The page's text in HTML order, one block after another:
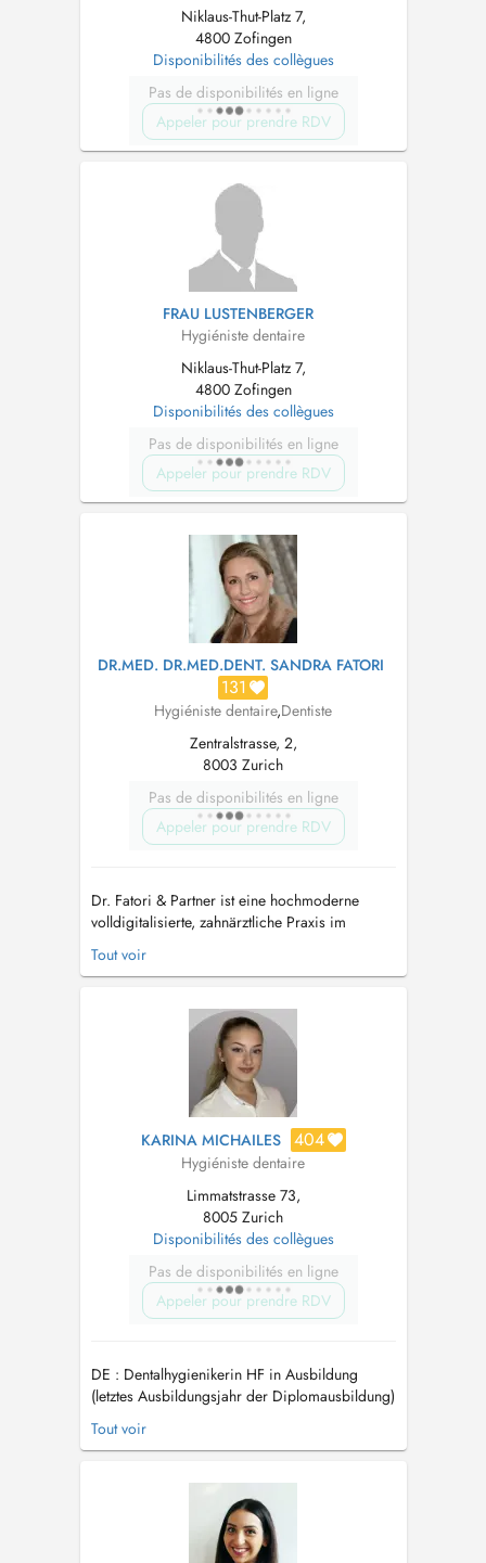
Niklaus-Thut-Platz 7,
4800 Zofingen
Disponibilités des collègues
Pas de disponibilités en ligne
Appeler pour prendre RDV
FRAU LUSTENBERGER
Hygiéniste dentaire
Niklaus-Thut-Platz 7,
4800 Zofingen
Disponibilités des collègues
Pas de disponibilités en ligne
Appeler pour prendre RDV
DR.MED. DR.MED.DENT. SANDRA FATORI
131
Hygiéniste dentaire,Dentiste
Zentralstrasse, 2,
8003 Zurich
Pas de disponibilités en ligne
Appeler pour prendre RDV
Dr. Fatori & Partner ist eine hochmoderne
volldigitalisierte, zahnärztliche Praxis im
Zentrum von Zürich Wiedikon (Kreis 3) mit den
Fachbereichen Implantologie, Kieferchirurgie,
auf wissenschaftlichen Grundsätzen basierende
Diagnostik und Therapie nach...
Tout voir
KARINA MICHAILES 404
Hygiéniste dentaire
Limmatstrasse 73,
8005 Zurich
Disponibilités des collègues
Pas de disponibilités en ligne
Appeler pour prendre RDV
DE : Dentalhygienikerin HF in Ausbildung
(letztes Ausbildungsjahr der Diplomausbildung)
Höhere Fachschule für Dentalhygiene Careum
Zürich Erfahrung mit Beratung für
Gingivitis, Parodontitis sowie Bleaching. EN :
Dental Hygienist HF (Final year of ...
Tout voir